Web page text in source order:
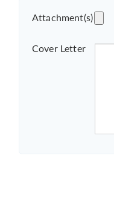
Attachment(s)
Cover Letter